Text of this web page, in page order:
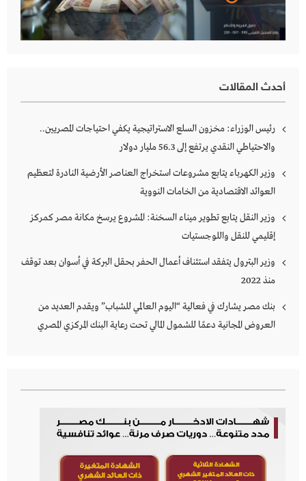
أحدث المقالات
رئيس الوزراء: مخزون السلع الاستراتيجية يكفي احتياجات المصريين..
والاحتياطي النقدي يرتفع إلى 56.3 مليار دولار
وزير الكهرباء يتابع مشروعات استخراج العناصر الأرضية النادرة لتعظيم
العوائد الاقتصادية من الخامات النووية
وزير النقل يتابع تطوير ميناء السخنة: المشروع يرسخ مكانة مصر كمركز
إقليمي للنقل واللوجستيات
وزير البترول يتفقد استئناف أعمال الحفر بحقل البركة في أسوان بعد توقف
منذ 2022
بنك مصر يشارك في فعالية “اليوم العالمي للشباب” ويقدم العديد من
العروض المجانية دعمًا للشمول المالي تحت رعاية البنك المركزي المصري